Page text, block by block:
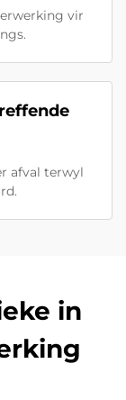
vir
afval terwyl
in